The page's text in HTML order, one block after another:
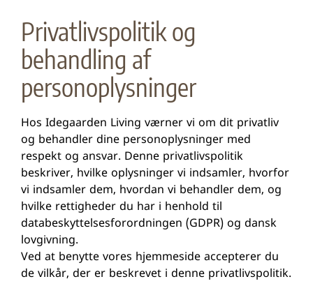
Privatlivspolitik og
behandling af
personoplysninger
Hos Idegaarden Living værner vi om dit privatliv
og behandler dine personoplysninger med
respekt og ansvar. Denne privatlivspolitik
beskriver, hvilke oplysninger vi indsamler, hvorfor
vi indsamler dem, hvordan vi behandler dem, og
hvilke rettigheder du har i henhold til
databeskyttelsesforordningen (GDPR) og dansk
lovgivning.
Ved at benytte vores hjemmeside accepterer du
de vilkår, der er beskrevet i denne privatlivspolitik.